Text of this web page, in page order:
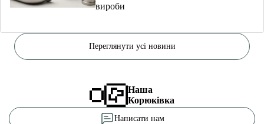
вироби
Переглянути усі новини
Наша
Корюківка
Написати нам